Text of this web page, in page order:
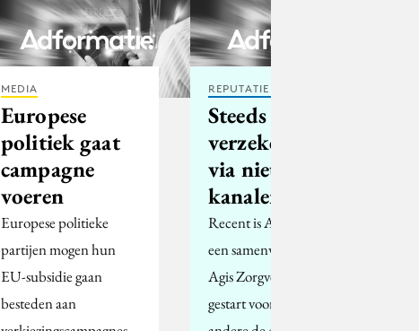
MEDIA
Europese
politiek gaat
campagne
voeren
Europese politieke
partijen mogen hun
EU-subsidie gaan
besteden aan
REPUTATIE & CRISIS
Steeds meer
verzekeringen
via nieuwe
kanalen
Recent is Albert Heijn
een samenwerking met
Agis Zorgverzekeringen
gestart voor onder